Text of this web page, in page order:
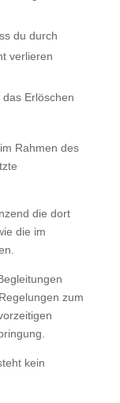
du durch
verlieren
Erlöschen
Rahmen des
die dort
die im
zum
kein